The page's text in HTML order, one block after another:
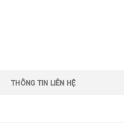
THÔNG TIN LIÊN HỆ